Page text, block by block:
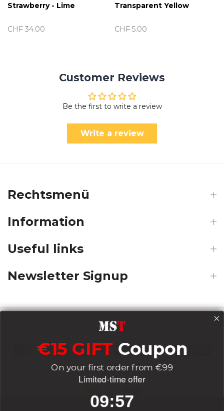
Strawberry - Lime
CHF 34.00
Transparent Yellow
CHF 5.00
Customer Reviews
Be the first to write a review
Write a review
Rechtsmenü
Information
Useful links
Newsletter Signup
Payments
Delivery
€15 GIFT Coupon
On your first order from €99
Limited-time offer
09:56